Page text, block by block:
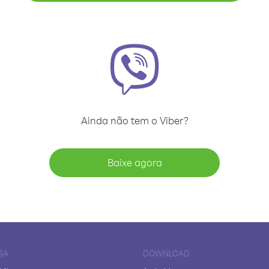
Ainda não tem o Viber?
Baixe agora
DOWNLOAD